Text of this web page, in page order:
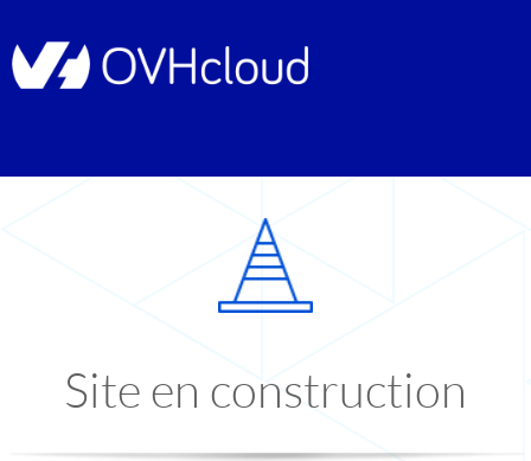
Site en construction